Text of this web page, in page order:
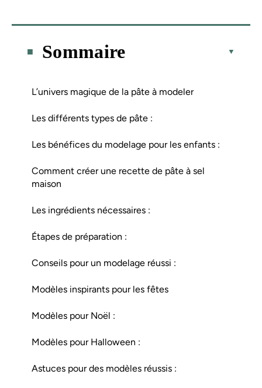
Sommaire
L’univers magique de la pâte à modeler
Les différents types de pâte :
Les bénéfices du modelage pour les enfants :
Comment créer une recette de pâte à sel
maison
Les ingrédients nécessaires :
Étapes de préparation :
Conseils pour un modelage réussi :
Modèles inspirants pour les fêtes
Modèles pour Noël :
Modèles pour Halloween :
Astuces pour des modèles réussis :